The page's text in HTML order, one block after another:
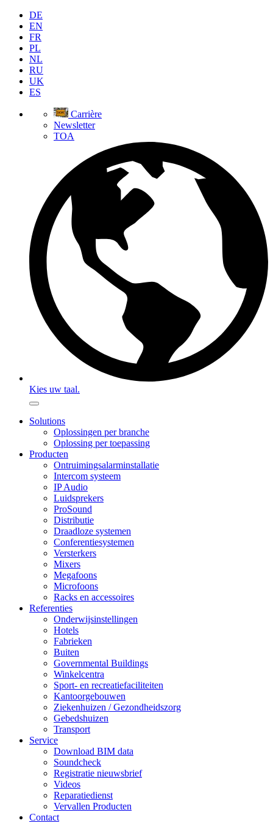
DE
EN
FR
PL
NL
RU
UK
ES
Carrière
Newsletter
TOA
Kies uw taal.
Solutions
Oplossingen per branche
Oplossing per toepassing
Producten
Ontruimingsalarminstallatie
Intercom systeem
IP Audio
Luidsprekers
ProSound
Distributie
Draadloze systemen
Conferentiesystemen
Versterkers
Mixers
Megafoons
Microfoons
Racks en accessoires
Referenties
Onderwijsinstellingen
Hotels
Fabrieken
Buiten
Governmental Buildings
Winkelcentra
Sport- en recreatiefaciliteiten
Kantoorgebouwen
Ziekenhuizen / Gezondheidszorg
Gebedshuizen
Transport
Service
Download BIM data
Soundcheck
Registratie nieuwsbrief
Videos
Reparatiedienst
Vervallen Producten
Contact